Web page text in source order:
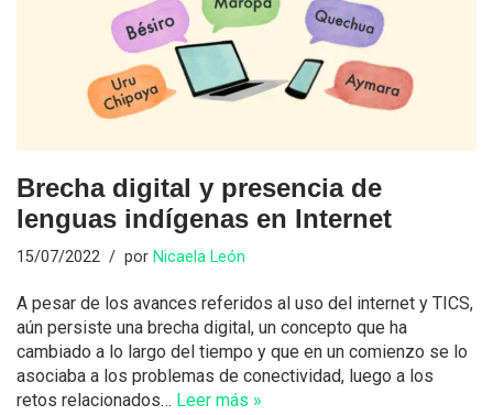
Brecha digital y presencia de
lenguas indígenas en Internet
15/07/2022 por Nicaela León
A pesar de los avances referidos al uso del internet y TICS,
aún persiste una brecha digital, un concepto que ha
cambiado a lo largo del tiempo y que en un comienzo se lo
asociaba a los problemas de conectividad, luego a los
retos relacionados… Leer más »